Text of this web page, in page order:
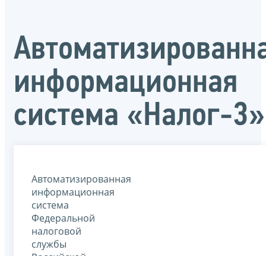
информационная
система «Налог-3»
Автоматизированная
информационная
система
Федеральной
налоговой
службы